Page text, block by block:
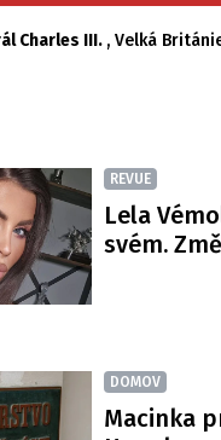
Charles III. , Velká
REVUE
Lela
svém.
DOMOV
Macinka